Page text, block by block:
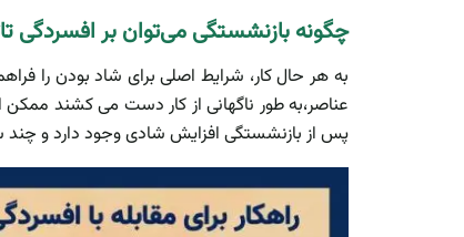
چگونه بازنشستگی می‌توان بر افسردگی
به هر حال کار، شرایط اصلی برای شاد بودن را
عناصر،به طور ناگهانی از کار دست می کشند
پس از بازنشستگی افزایش شادی وجود دارد و